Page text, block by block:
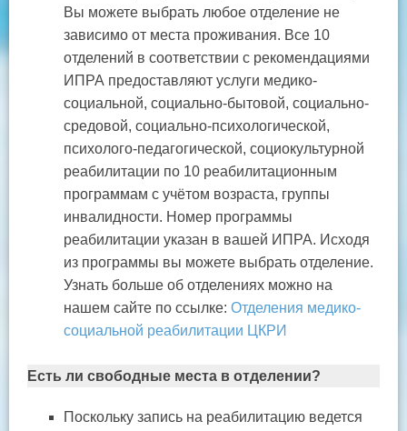
Вы можете выбрать любое отделение не
зависимо от места проживания. Все 10
отделений в соответствии с рекомендациями
ИПРА предоставляют услуги медико-
социальной, социально-бытовой, социально-
средовой, социально-психологической,
психолого-педагогической, социокультурной
реабилитации по 10 реабилитационным
программам с учётом возраста, группы
инвалидности. Номер программы
реабилитации указан в вашей ИПРА. Исходя
из программы вы можете выбрать отделение.
Узнать больше об отделениях можно на
нашем сайте по ссылке: Отделения медико-
социальной реабилитации ЦКРИ
Есть ли свободные места в отделении?
Поскольку запись на реабилитацию ведется